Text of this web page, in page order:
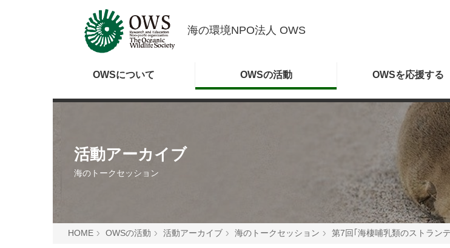
海の環境NPO法人 OWS
OWSについて OWSの活動 OWSを応援する
活動アーカイブ
海のトークセッション
HOME OWSの活動 活動アーカイブ 海のトークセッション 第7回｢海棲哺乳類のストラン